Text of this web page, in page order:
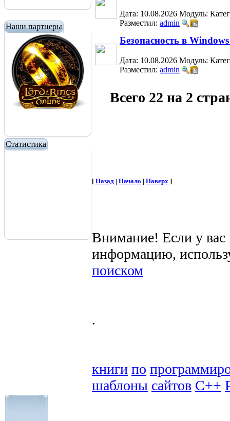
Наши партнеры
Статистика
Дата: 10.08.2026 Модуль:
Разместил: admin
Безопасность в
Дата: 10.08.2026 Модуль:
Разместил: admin
Всего 22 на 2
[ Назад | Начало | Наверх ]
Внимание! Если у
информацию,
поиском
.
книги по
шаблоны сайтов C++